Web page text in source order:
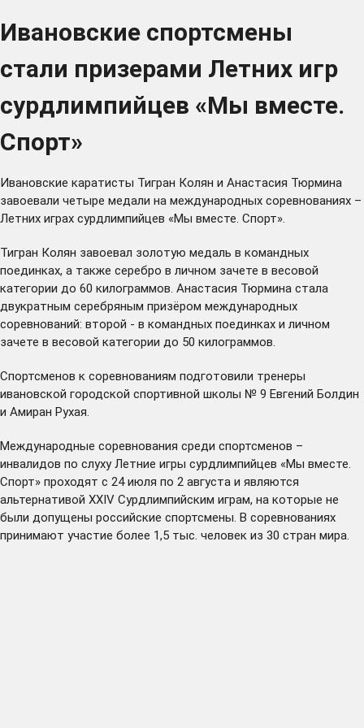
Ивановские спортсмены
стали призерами Летних игр
сурдлимпийцев «Мы вместе.
Спорт»
Ивановские каратисты Тигран Колян и Анастасия Тюрмина
завоевали четыре медали на международных соревнованиях –
Летних играх сурдлимпийцев «Мы вместе. Спорт».
Тигран Колян завоевал золотую медаль в командных
поединках, а также серебро в личном зачете в весовой
категории до 60 килограммов. Анастасия Тюрмина стала
двукратным серебряным призёром международных
соревнований: второй - в командных поединках и личном
зачете в весовой категории до 50 килограммов.
Спортсменов к соревнованиям подготовили тренеры
ивановской городской спортивной школы № 9 Евгений Болдин
и Амиран Рухая.
Международные соревнования среди спортсменов –
инвалидов по слуху Летние игры сурдлимпийцев «Мы вместе.
Спорт» проходят с 24 июля по 2 августа и являются
альтернативой XXIV Сурдлимпийским играм, на которые не
были допущены российские спортсмены. В соревнованиях
принимают участие более 1,5 тыс. человек из 30 стран мира.